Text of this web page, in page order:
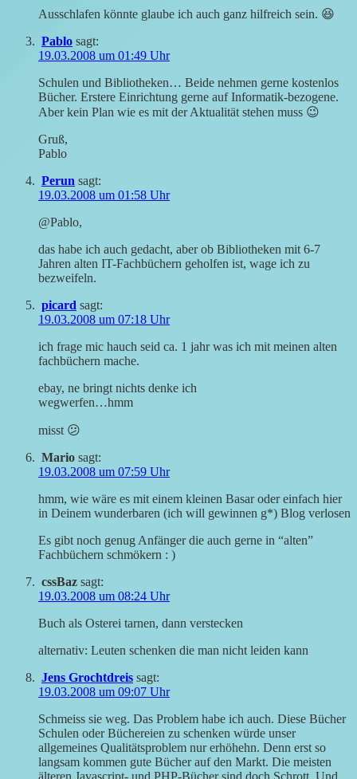
Ausschlafen könnte glaube ich auch ganz hilfreich sein. 😆
Pablo sagt:
19.03.2008 um 01:49 Uhr
Schulen und Bibliotheken… Beide nehmen gerne kostenlos
Bücher. Erstere Einrichtung gerne auf Informatik-bezogene.
Aber kein Plan wie es mit der Aktualität stehen muss 😉
Gruß,
Pablo
Perun sagt:
19.03.2008 um 01:58 Uhr
@Pablo,
das habe ich auch gedacht, aber ob Bibliotheken mit 6-7
Jahren alten IT-Fachbüchern geholfen ist, wage ich zu
bezweifeln.
picard sagt:
19.03.2008 um 07:18 Uhr
ich frage mic hauch seid ca. 1 jahr was ich mit meinen alten
fachbüchern mache.
ebay, ne bringt nichts denke ich
wegwerfen…hmm
misst 😕
Mario sagt:
19.03.2008 um 07:59 Uhr
hmm, wie wäre es mit einem kleinen Basar oder einfach hier
in Deinem wunderbaren (ich will gewinnen g*) Blog verlosen
Es gibt noch genug Anfänger die auch gerne in “alten”
Fachbüchern schmökern : )
cssBaz sagt:
19.03.2008 um 08:24 Uhr
Buch als Osterei tarnen, dann verstecken
alternativ: Leuten schenken die man nicht leiden kann
Jens Grochtdreis sagt:
19.03.2008 um 09:07 Uhr
Schmeiss sie weg. Das Problem habe ich auch. Diese Bücher
Schulen oder Büchereien zu schenken würde unser
allgemeines Qualitätsproblem nur erhöhehn. Denn erst so
langsam kommen gute Bücher auf den Markt. Die meisten
älteren Javascript- und PHP-Bücher sind doch Schrott. Und